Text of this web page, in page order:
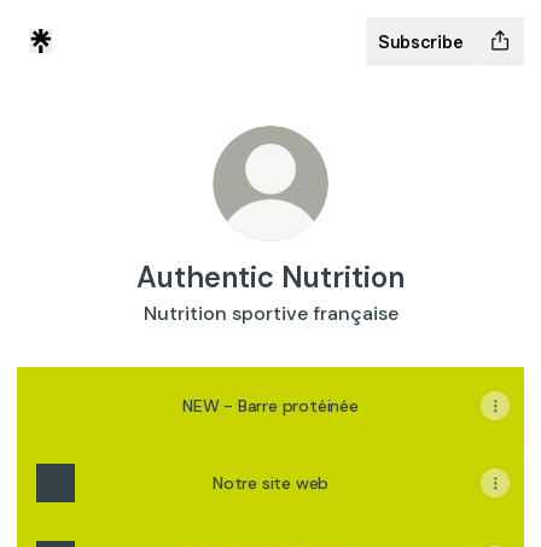
Subscribe
Authentic Nutrition
Nutrition sportive française
NEW - Barre protéinée
Notre site web